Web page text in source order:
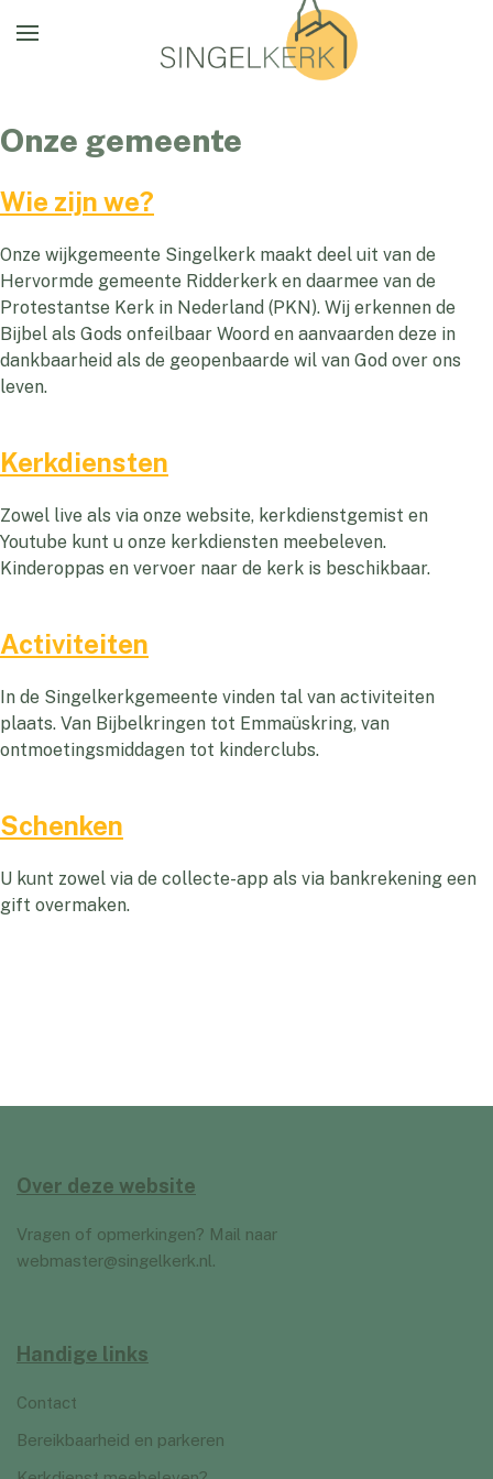
Onze gemeente
Wie zijn we?
Onze wijkgemeente Singelkerk maakt deel uit van de
Hervormde gemeente Ridderkerk en daarmee van de
Protestantse Kerk in Nederland (PKN). Wij erkennen de
Bijbel als Gods onfeilbaar Woord en aanvaarden deze in
dankbaarheid als de geopenbaarde wil van God over ons
leven.
Kerkdiensten
Zowel live als via onze website, kerkdienstgemist en
Youtube kunt u onze kerkdiensten meebeleven.
Kinderoppas en vervoer naar de kerk is beschikbaar.
Activiteiten
In de Singelkerkgemeente vinden tal van activiteiten
plaats. Van Bijbelkringen tot Emmaüskring, van
ontmoetingsmiddagen tot kinderclubs.
Schenken
U kunt zowel via de collecte-app als via bankrekening een
gift overmaken.
Over deze website
Vragen of opmerkingen? Mail naar
webmaster@singelkerk.nl.
Handige links
Contact
Bereikbaarheid en parkeren